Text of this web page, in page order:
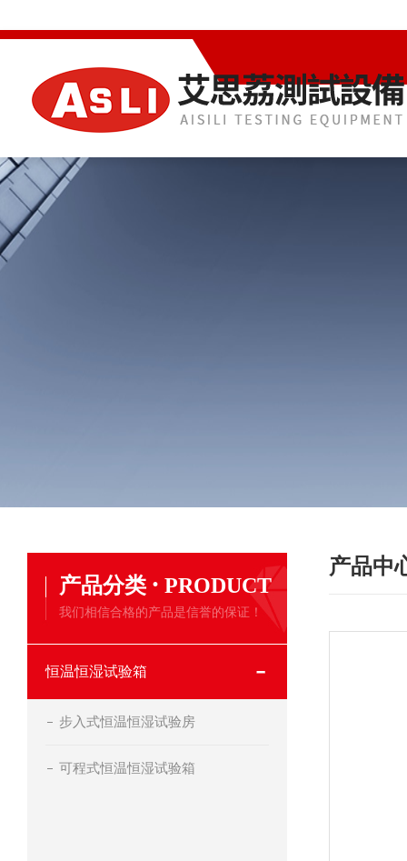
产品分类 · PRODUCT
我们相信合格的产品是信誉的保证！
恒温恒湿试验箱
步入式恒温恒湿试验房
可程式恒温恒湿试验箱
产品中